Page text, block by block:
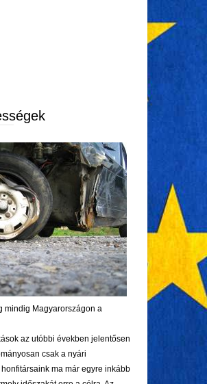
mindig Magyarországon a
az utóbbi években jelentősen
csak a nyári
ma már egyre inkább